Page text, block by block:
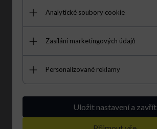
Analytické soubory cookie
Zasílání marketingových údajů
Personalizované reklamy
Uložit nastavení a zavřít